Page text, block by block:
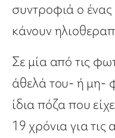
συντροφιά ο
κάνουν
Σε μία από τις
άθελά του- ή μη-
ίδια πόζα που
19 χρόνια για τις